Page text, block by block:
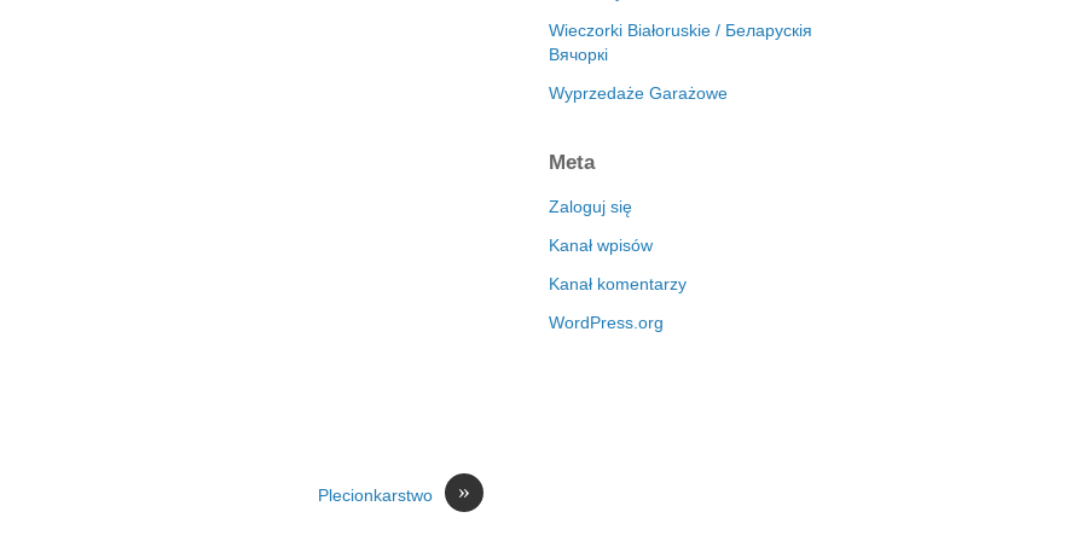
»
Plecionkarstwo
Wieczorki Białoruskie / Беларускія
Вячоркі
Wyprzedaże Garażowe
Meta
Zaloguj się
Kanał wpisów
Kanał komentarzy
WordPress.org